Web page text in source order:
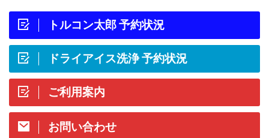
トルコン太郎 予約状況
ドライアイス洗浄 予約状況
ご利用案内
お問い合わせ